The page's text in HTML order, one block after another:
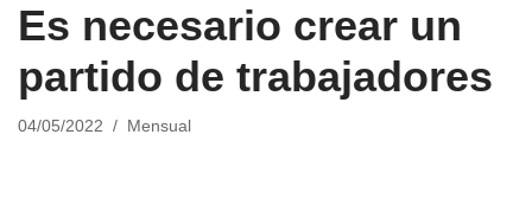
Es necesario crear un
partido de trabajadores
04/05/2022 Mensual